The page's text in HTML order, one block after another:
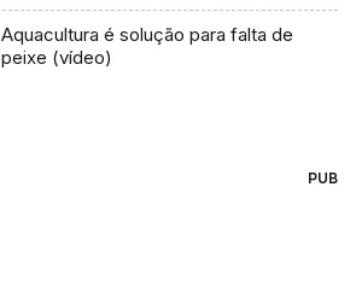
Aquacultura é solução para falta de
peixe (vídeo)
PUB